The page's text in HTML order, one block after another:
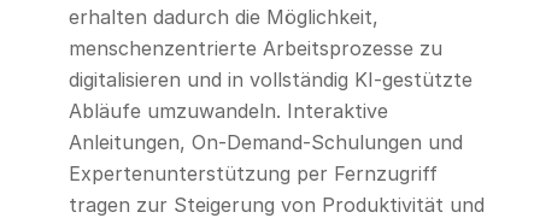
erhalten dadurch die Möglichkeit,
menschenzentrierte Arbeitsprozesse zu
digitalisieren und in vollständig KI-gestützte
Abläufe umzuwandeln. Interaktive
Anleitungen, On-Demand-Schulungen und
Expertenunterstützung per Fernzugriff
tragen zur Steigerung von Produktivität und